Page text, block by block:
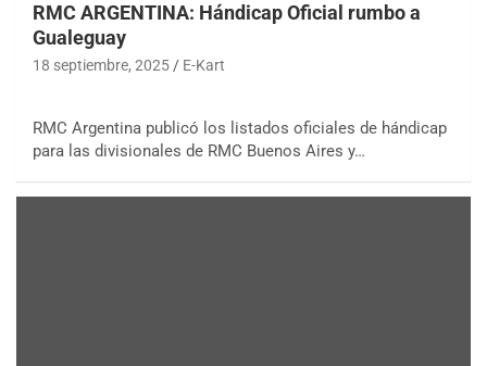
RMC ARGENTINA: Hándicap Oficial rumbo a
Gualeguay
18 septiembre, 2025 E-Kart
RMC Argentina publicó los listados oficiales de hándicap
para las divisionales de RMC Buenos Aires y…